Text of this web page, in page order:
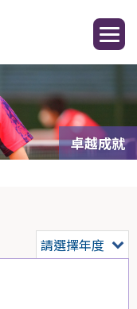
卓越成就
請選擇年度